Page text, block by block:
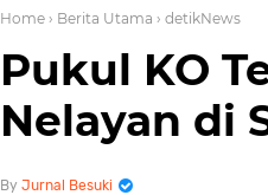
Home › Berita Utama › detikNews
Pukul KO
Nelayan di
Jurnal Besuki